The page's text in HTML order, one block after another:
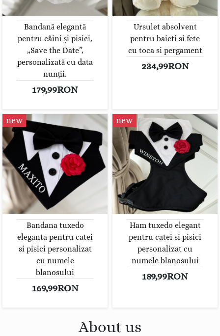
Bandană elegantă
pentru câini și pisici,
„Save the Date”,
personalizată cu data
nunții.
179,99RON
Ursulet absolvent
pentru baieti si fete
cu toca si pergament
234,99RON
new
Bandana tuxedo
eleganta pentru catei
si pisici personalizat
cu numele
blanosului
169,99RON
new
Ham tuxedo elegant
pentru catei si pisici
personalizat cu
numele blanosului
189,99RON
About us